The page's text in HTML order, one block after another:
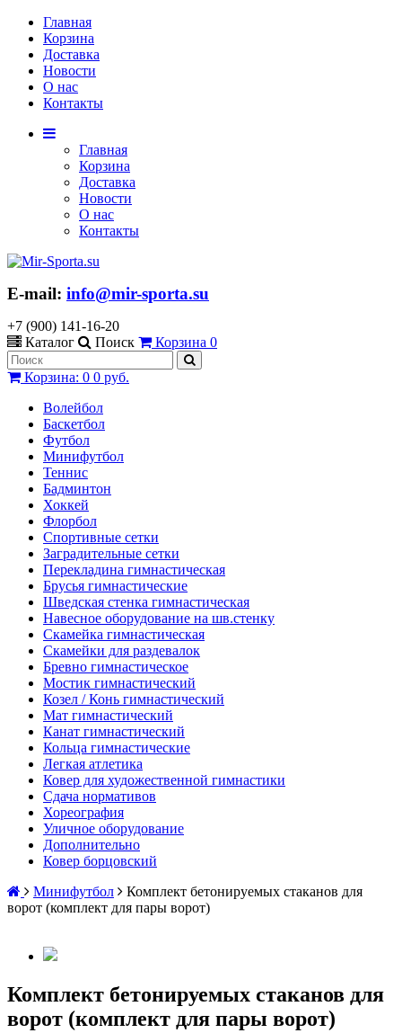
Главная
Корзина
Доставка
Новости
О нас
Контакты
Главная
Корзина
Доставка
Новости
О нас
Контакты
E-mail: info@mir-sporta.su
+7 (900) 141-16-20
Каталог
Поиск Корзина 0
Корзина: 0 0 руб.
Волейбол
Баскетбол
Футбол
Минифутбол
Теннис
Бадминтон
Хоккей
Флорбол
Спортивные сетки
Заградительные сетки
Перекладина гимнастическая
Брусья гимнастические
Шведская стенка гимнастическая
Навесное оборудование на шв.стенку
Скамейка гимнастическая
Скамейки для раздевалок
Бревно гимнастическое
Мостик гимнастический
Козел / Конь гимнастический
Мат гимнастический
Канат гимнастический
Кольца гимнастические
Легкая атлетика
Ковер для художественной гимнастики
Сдача нормативов
Хореография
Уличное оборудование
Дополнительно
Ковер борцовский
Минифутбол
Комплект бетонируемых стаканов для
ворот (комплект для пары ворот)
Комплект бетонируемых стаканов для
ворот (комплект для пары ворот)